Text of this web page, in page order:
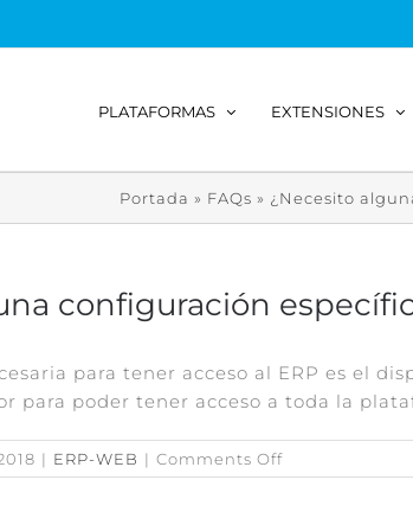
PLATAFORMAS EXTENSIONES
Portada » FAQs » ¿Necesito
configuración
para tener acceso al ERP es el
para poder tener acceso a toda la
| ERP-WEB | Comments Offon
¿Necesito